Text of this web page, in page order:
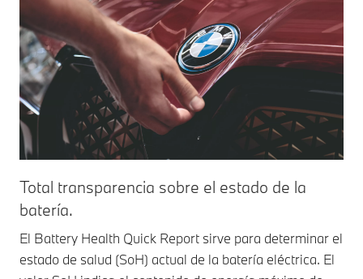
Total transparencia sobre el estado de la
batería.
El Battery Health Quick Report sirve para determinar el
estado de salud (SoH) actual de la batería eléctrica. El